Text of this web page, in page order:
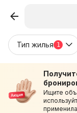
Тип жилья 1
Ищите